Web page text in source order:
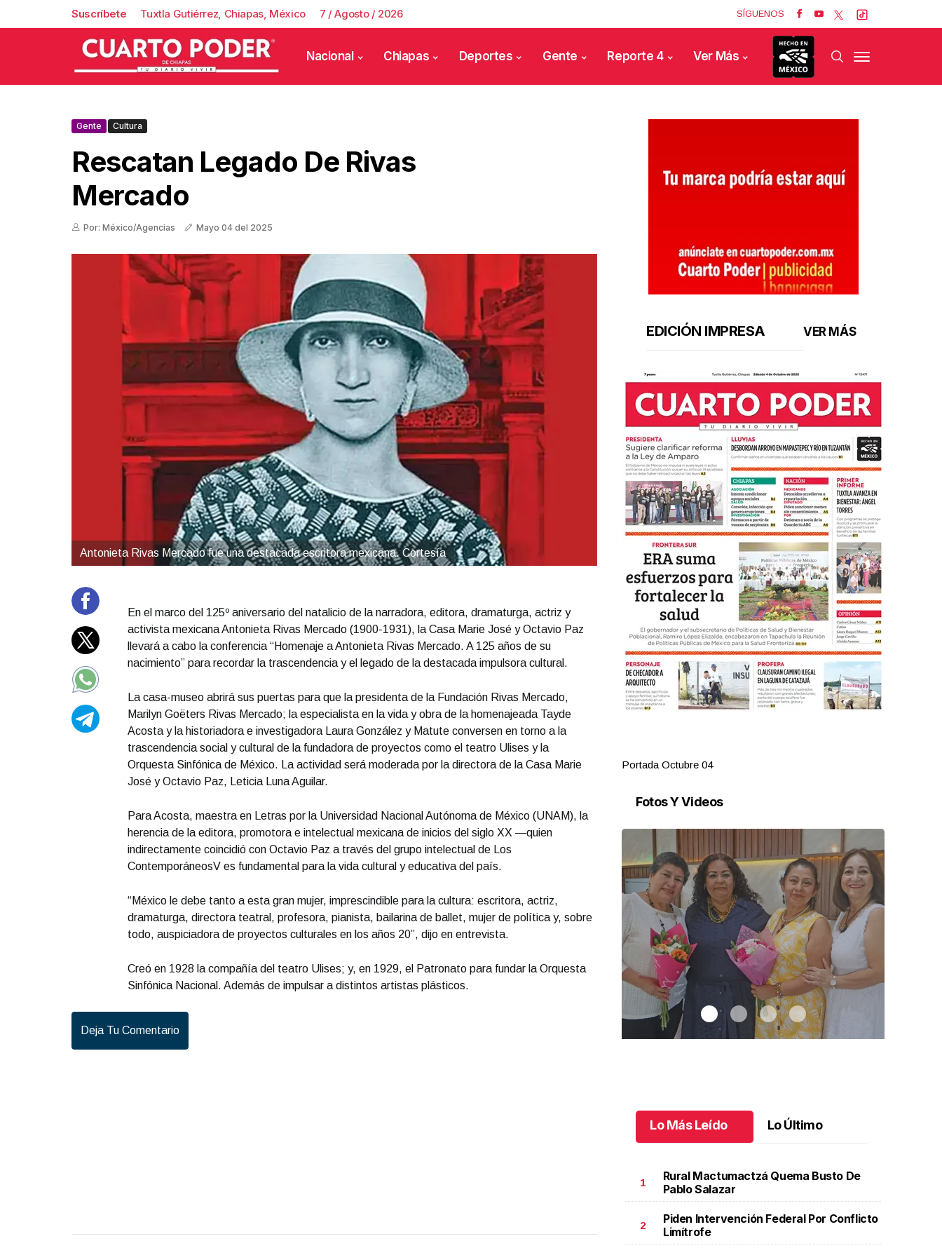
Suscríbete Tuxtla Gutiérrez, Chiapas, México 7 / Agosto / 2026 SÍGUENOS
Nacional Chiapas Deportes Gente Reporte 4 Ver Más
Gente Cultura
Rescatan Legado De Rivas
Mercado
Por: México/Agencias Mayo 04 del 2025
Antonieta Rivas Mercado fue una destacada escritora mexicana. Cortesía
En el marco del 125º aniversario del natalicio de la narradora, editora, dramaturga, actriz y
activista mexicana Antonieta Rivas Mercado (1900-1931), la Casa Marie José y Octavio Paz
llevará a cabo la conferencia “Homenaje a Antonieta Rivas Mercado. A 125 años de su
nacimiento” para recordar la trascendencia y el legado de la destacada impulsora cultural.
La casa-museo abrirá sus puertas para que la presidenta de la Fundación Rivas Mercado,
Marilyn Goëters Rivas Mercado; la especialista en la vida y obra de la homenajeada Tayde
Acosta y la historiadora e investigadora Laura González y Matute conversen en torno a la
trascendencia social y cultural de la fundadora de proyectos como el teatro Ulises y la
Orquesta Sinfónica de México. La actividad será moderada por la directora de la Casa Marie
José y Octavio Paz, Leticia Luna Aguilar.
Para Acosta, maestra en Letras por la Universidad Nacional Autónoma de México (UNAM), la
herencia de la editora, promotora e intelectual mexicana de inicios del siglo XX —quien
indirectamente coincidió con Octavio Paz a través del grupo intelectual de Los
ContemporáneosV es fundamental para la vida cultural y educativa del país.
“México le debe tanto a esta gran mujer, imprescindible para la cultura: escritora, actriz,
dramaturga, directora teatral, profesora, pianista, bailarina de ballet, mujer de política y, sobre
todo, auspiciadora de proyectos culturales en los años 20”, dijo en entrevista.
Creó en 1928 la compañía del teatro Ulises; y, en 1929, el Patronato para fundar la Orquesta
Sinfónica Nacional. Además de impulsar a distintos artistas plásticos.
Deja Tu Comentario
EDICIÓN IMPRESA VER MÁS
Portada Octubre 01 Portada Octubre 04
Fotos Y Videos
REPORTE4 | 03 10 2025 con Rodolfo Flores
Una emotiva jubilación en educación especial.Una
emotiva jubilación en educación especial
Lo Más Leído Lo Último
1
Rural Mactumactzá Quema Busto De
Pablo Salazar
2
Piden Intervención Federal Por Conflicto
Limítrofe